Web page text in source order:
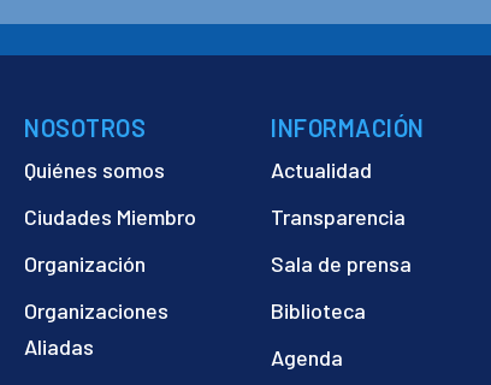
NOSOTROS
Quiénes somos
Ciudades Miembro
Organización
Organizaciones
Aliadas
INFORMACIÓN
Actualidad
Transparencia
Sala de prensa
Biblioteca
Agenda